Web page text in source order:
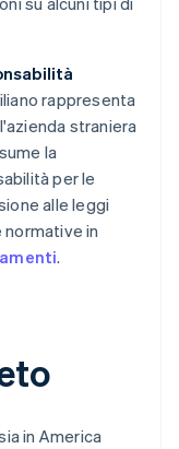
rappresenta
straniera
la
per le
alle leggi
in
.
in America